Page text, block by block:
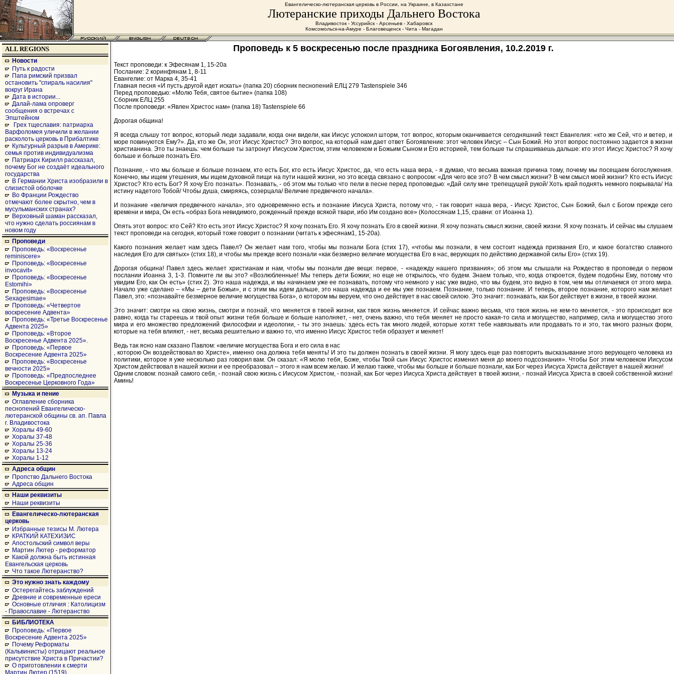
Евангелическо-лютеранская церковь в России, на Украине, в Казахстане
Лютеранские приходы Дальнего Востока
Владивосток - Уссурийск - Арсеньев - Хабаровск
Комсомольск-на-Амуре - Благовещенск - Чита - Магадан
ALL REGIONS
Новости
Путь к радости
Папа римский призвал
остановить "спираль насилия"
вокруг Ирана
Дата в истории...
Далай-лама опроверг
сообщения о встречах с
Эпштейном
Грех тщеславия: патриарха
Варфоломея уличили в желании
расколоть церковь в Прибалтике
Культурный разрыв в Америке:
семья против индивидуализма
Патриарх Кирилл рассказал,
почему Бог не создаёт идеального
государства
В Германии Христа изобразили в
слизистой оболочке
Во Франции Рождество
отмечают более скрытно, чем в
мусульманских странах?
Верховный шаман рассказал,
что нужно сделать россиянам в
новом году
Проповеди
Проповедь: «Воскресенье
reminiscere»
Проповедь: «Воскресенье
invocavit»
Проповедь: «Воскресенье
Estomihi»
Проповедь: «Воскресенье
Sexagesimae»
Проповедь: «Четвертое
воскресение Адвента»
Проповедь: «Третье Воскресенье
Адвента 2025»
Проповедь: «Второе
Воскресенье Адвента 2025».
Проповедь: «Первое
Воскресение Адвента 2025»
Проповедь: «Воскресенье
вечности 2025»
Проповедь: «Предпоследнее
Воскресенье Церковного Года»
Музыка и пение
Оглавление сборника
песнопений Евангелическо-
лютеранской общины св. ап. Павла
г. Владивостока
Хоралы 49-60
Хоралы 37-48
Хоралы 25-36
Хоралы 13-24
Хоралы 1-12
Адреса общин
Пропство Дальнего Востока
Адреса общин
Наши реквизиты
Наши реквизиты
Евангелическо-лютеранская
церковь
Избранные тезисы М. Лютера
КРАТКИЙ КАТЕХИЗИС
Апостольский символ веры
Мартин Лютер - реформатор
Какой должна быть истинная
Евангельская церковь
Что такое Лютеранство?
Это нужно знать каждому
Остерегайтесь заблуждений
Древние и современные ереси
Основные отличия : Католицизм
- Православие - Лютеранство
БИБЛИОТЕКА
Проповедь: «Первое
Воскресение Адвента 2025»
Почему Реформаты
(Кальвинисты) отрицают реальное
присутствие Христа в Причастии?
О приготовлении к смерти
Мартин Лютер (1519)
Проповедь к 5 воскресенью после праздника Богоявления, 10.2.2019 г.
Текст проповеди: к Эфесянам 1, 15-20а
Послание: 2 коринфянам 1, 8-11
Евангелие: от Марка 4, 35-41
Главная песня «И пусть другой идет искать» (папка 20) сборник песнопений ЕЛЦ 279 Tastenspiele 346
Перед проповедью: «Молю Тебя, святое бытие» (папка 108)
Сборник ЕЛЦ 255
После проповеди: «Явлен Христос нам» (папка 18) Tastenspiele 66
Дорогая община!
Я всегда слышу тот вопрос, который люди задавали, когда они видели, как Иисус успокоил шторм, тот вопрос, которым оканчивается сегодняшний текст Евангелия: «кто же Сей, что и ветер, и
море повинуются Ему?». Да, кто же Он, этот Иисус Христос? Это вопрос, на который нам дает ответ Богоявление: этот человек Иисус – Сын Божий. Но этот вопрос постоянно задается в жизни
христианина. Это ты знаешь: чем больше ты затронут Иисусом Христом, этим человеком и Божьим Сыном и Его историей, тем больше ты спрашиваешь дальше: кто этот Иисус Христос? Я хочу
больше и больше познать Его.
Познание, - что мы больше и больше познаем, кто есть Бог, кто есть Иисус Христос, да, что есть наша вера, - я думаю, что весьма важная причина тому, почему мы посещаем богослужения.
Конечно, мы ищем утешения, мы ищем духовной пищи на пути нашей жизни, но это всегда связано с вопросом: «Для чего все это? В чем смысл жизни? В чем смысл моей жизни? Кто есть Иисус
Христос? Кто есть Бог? Я хочу Его познать». Познавать, - об этом мы только что пели в песне перед проповедью: «Дай силу мне трепещущей рукой/ Хоть край поднять немного покрывала/ На
истину надетого Тобой/ Чтобы душа, смиряясь, созерцала/ Величие предвечного начала».
И познание «величия предвечного начала», это одновременно есть и познание Иисуса Христа, потому что, - так говорит наша вера, - Иисус Христос, Сын Божий, был с Богом прежде сего
времени и мира, Он есть «образ Бога невидимого, рожденный прежде всякой твари, ибо Им создано все» (Колоссянам 1,15, сравни: от Иоанна 1).
Опять этот вопрос: кто Сей? Кто есть этот Иисус Христос? Я хочу познать Его. Я хочу познать Его в своей жизни. Я хочу познать смысл жизни, своей жизни. Я хочу познать. И сейчас мы слушаем
текст проповеди на сегодня, который тоже говорит о познании (читать к эфесянам1, 15-20а).
Какого познания желает нам здесь Павел? Он желает нам того, чтобы мы познали Бога (стих 17), «чтобы мы познали, в чем состоит надежда призвания Его, и какое богатство славного
наследия Его для святых» (стих 18), и чтобы мы прежде всего познали «как безмерно величие могущества Его в нас, верующих по действию державной силы Его» (стих 19).
Дорогая община! Павел здесь желает христианам и нам, чтобы мы познали две вещи: первое, - «надежду нашего призвания»; об этом мы слышали на Рождество в проповеди о первом
послании Иоанна 3, 1-3. Помните ли вы это? «Возлюбленные! Мы теперь дети Божии; но еще не открылось, что будем. Знаем только, что, когда откроется, будем подобны Ему, потому что
увидим Его, как Он есть» (стих 2). Это наша надежда, и мы начинаем уже ее познавать, потому что немного у нас уже видно, что мы будем, это видно в том, чем мы отличаемся от этого мира.
Начало уже сделано – «Мы – дети Божьи», и с этим мы идем дальше, это наша надежда и ее мы уже познаем. Познание, только познание. И теперь, второе познание, которого нам желает
Павел, это: «познавайте безмерное величие могущества Бога», о котором мы веруем, что оно действует в нас своей силою. Это значит: познавать, как Бог действует в жизни, в твоей жизни.
Это значит: смотри на свою жизнь, смотри и познай, что меняется в твоей жизни, как твоя жизнь меняется. И сейчас важно весьма, что твоя жизнь не кем-то меняется, - это происходит все
равно, когда ты стареешь и твой опыт жизни тебя больше и больше наполняет, - нет, очень важно, что тебя меняет не просто какая-то сила и могущество, например, сила и могущество этого
мира и его множество предложений философии и идеологии, - ты это знаешь: здесь есть так много людей, которые хотят тебе навязывать или продавать то и это, так много разных форм,
которые на тебя влияют, - нет, весьма решительно и важно то, что именно Иисус Христос тебя образует и меняет!
Ведь так ясно нам сказано Павлом: «величие могущества Бога и его сила в нас
, которою Он воздействовал во Христе», именно она должна тебя менять! И это ты должен познать в своей жизни. Я могу здесь еще раз повторить высказывание этого верующего человека из
политики, которое я уже несколько раз говорил вам. Он сказал: «Я молю тебя, Боже, чтобы Твой сын Иисус Христос изменил меня до моего подсознания». Чтобы Бог этим человеком Иисусом
Христом действовал в нашей жизни и ее преобразовал – этого я нам всем желаю. И желаю также, чтобы мы больше и больше познали, как Бог через Иисуса Христа действует в нашей жизни!
Одним словом: познай самого себя, - познай свою жизнь с Иисусом Христом, - познай, как Бог через Иисуса Христа действует в твоей жизни, - познай Иисуса Христа в своей собственной жизни!
Аминь!